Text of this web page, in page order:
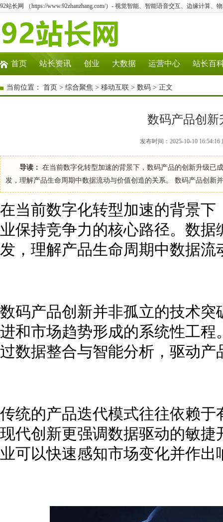
92站长网 （https://www.92zhanzhang.com/）- 视觉智能、智能语音交互、边缘计算、
首页 站长资讯 创业 大数据 运营中心 站长百
当前位置： 首页 > 综合聚焦 > 移动互联 > 数码 > 正文
数码产品创新
发布时间：2025-10-10
导读： 在当前数字化转型加速的背景下，数码产品的创新升级已
发，理解产品生命周期中数据流动与价值创造的关系。 数码产品创新
在当前数字化转型加速的背景
业保持竞争力的核心路径。数
发，理解产品生命周期中数据流
数码产品创新并非孤立的技术
进和市场趋势形成的系统性工
过数据整合与智能分析，驱动产
传统的产品迭代模式往往依赖
现代创新更强调数据驱动的敏
业可以快速感知市场变化并作出